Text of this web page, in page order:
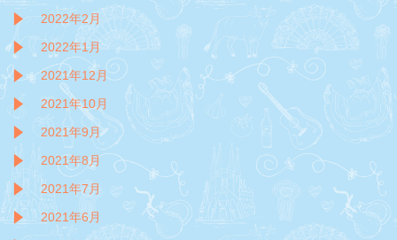
2022年2月
2022年1月
2021年12月
2021年10月
2021年9月
2021年8月
2021年7月
2021年6月